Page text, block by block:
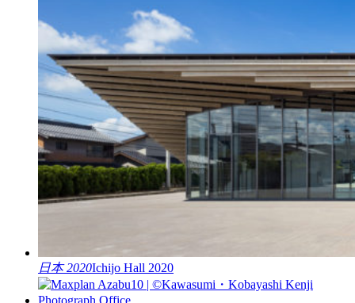
日本 2020Ichijo Hall 2020